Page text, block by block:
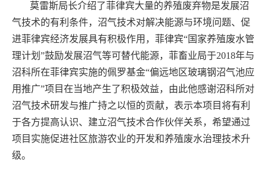
莫雷斯局长介绍了菲律宾大量的养殖废弃物是发展沼
气技术的有利条件，沼气技术对解决能源与环境问题、促
进菲律宾经济发展具有积极作用，菲律宾“国家养殖废水管
理计划”鼓励发展沼气等可替代能源，菲畜业局于2018年与
沼科所在菲律宾实施的佩罗基金“偏远地区玻璃钢沼气池应
用推广”项目在当地产生了积极效益，由此他感谢沼科所对
沼气技术研发与推广持之以恒的贡献，表示本项目将有利
于各方提高认识、建立沼气技术合作伙伴关系，希望通过
项目实施促进社区旅游农业的开发和养殖废水治理技术升
级。